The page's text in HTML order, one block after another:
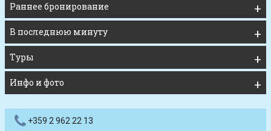
Раннее бронирование
В последнюю минуту
Туры
Инфо и фото
+359 2 962 22 13